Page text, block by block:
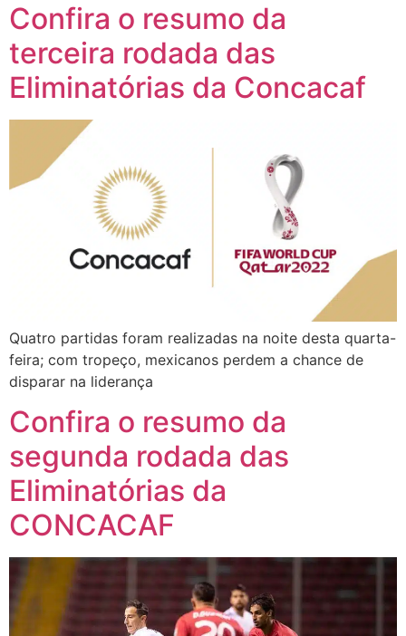
Confira o resumo da
terceira rodada das
Eliminatórias da Concacaf
Quatro partidas foram realizadas na noite desta quarta-
feira; com tropeço, mexicanos perdem a chance de
disparar na liderança
Confira o resumo da
segunda rodada das
Eliminatórias da
CONCACAF